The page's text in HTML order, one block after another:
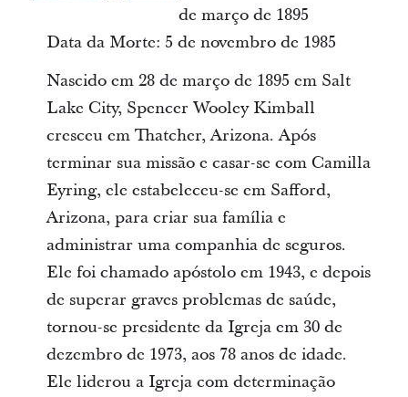
de março de 1895
Data da Morte: 5 de novembro de 1985
Nascido em 28 de março de 1895 em Salt
Lake City, Spencer Wooley Kimball
cresceu em Thatcher, Arizona. Após
terminar sua missão e casar-se com Camilla
Eyring, ele estabeleceu-se em Safford,
Arizona, para criar sua família e
administrar uma companhia de seguros.
Ele foi chamado apóstolo em 1943, e depois
de superar graves problemas de saúde,
tornou-se presidente da Igreja em 30 de
dezembro de 1973, aos 78 anos de idade.
Ele liderou a Igreja com determinação